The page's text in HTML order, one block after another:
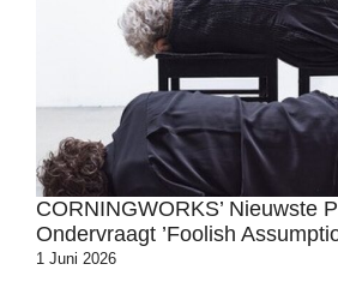
CORNINGWORKS’ Nieuwste
Ondervraagt ​​’Foolish
1 Juni 2026